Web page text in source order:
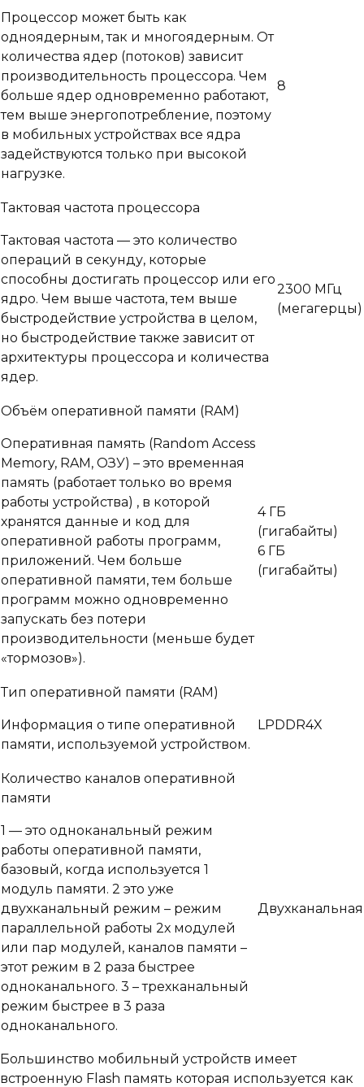
Процессор может быть как
одноядерным, так и многоядерным. От
количества ядер (потоков) зависит
производительность процессора. Чем
больше ядер одновременно работают,
тем выше энергопотребление, поэтому
в мобильных устройствах все ядра
задействуются только при высокой
нагрузке.
8
Тактовая частота процессора
Тактовая частота — это количество
операций в секунду, которые
способны достигать процессор или его
ядро. Чем выше частота, тем выше
быстродействие устройства в целом,
но быстродействие также зависит от
архитектуры процессора и количества
ядер.
2300 МГц
(мегагерцы)
Объём оперативной памяти (RAM)
Оперативная память (Random Access
Memory, RAM, ОЗУ) – это временная
память (работает только во время
работы устройства) , в которой
хранятся данные и код для
оперативной работы программ,
приложений. Чем больше
оперативной памяти, тем больше
программ можно одновременно
запускать без потери
производительности (меньше будет
«тормозов»).
4 ГБ
(гигабайты)
6 ГБ
(гигабайты)
Тип оперативной памяти (RAM)
Информация о типе оперативной
памяти, используемой устройством.
LPDDR4X
Количество каналов оперативной
памяти
1 — это одноканальный режим
работы оперативной памяти,
базовый, когда используется 1
модуль памяти. 2 это уже
двухканальный режим – режим
параллельной работы 2х модулей
или пар модулей, каналов памяти –
этот режим в 2 раза быстрее
одноканального. 3 – трехканальный
режим быстрее в 3 раза
одноканального.
Двухканальная
Большинство мобильный устройств имеет
встроенную Flash память которая используется как